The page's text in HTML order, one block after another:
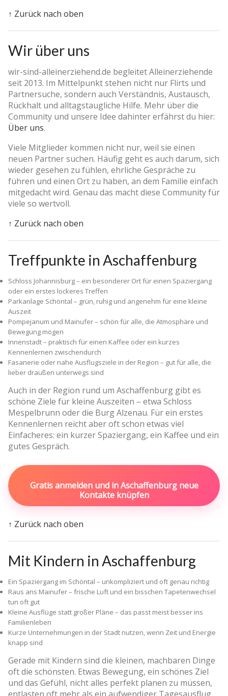
↑ Zurück nach oben
Wir über uns
wir-sind-alleinerziehend.de begleitet Alleinerziehende
seit 2013. Im Mittelpunkt stehen nicht nur Flirts und
Partnersuche, sondern auch Verständnis, Austausch,
Rückhalt und alltagstaugliche Hilfe. Mehr über die
Community und unsere Idee dahinter erfährst du hier:
Über uns.
Viele Mitglieder kommen nicht nur, weil sie einen
neuen Partner suchen. Häufig geht es auch darum, sich
wieder gesehen zu fühlen, ehrliche Gespräche zu
führen und einen Ort zu haben, an dem Familie einfach
mitgedacht wird. Genau das macht diese Community für
viele so wertvoll.
↑ Zurück nach oben
Treffpunkte in Aschaffenburg
Schloss Johannisburg – ein besonderer Ort für einen Spaziergang
oder ein erstes lockeres Treffen
Parkanlage Schöntal – grün, ruhig und angenehm für eine kleine
Auszeit
Pompejanum und Mainufer – schön für alle, die Atmosphäre und
Bewegung mögen
Innenstadt – praktisch für einen Kaffee oder ein kurzes
Kennenlernen zwischendurch
Fasanerie oder nahe Ausflugsziele in der Region – gut für alle, die
lieber draußen unterwegs sind
Auch in der Region rund um Aschaffenburg gibt es
schöne Ziele für kleine Auszeiten – etwa Schloss
Mespelbrunn oder die Burg Alzenau. Für ein erstes
Kennenlernen reicht aber oft schon etwas viel
Einfacheres: ein kurzer Spaziergang, ein Kaffee und ein
gutes Gespräch.
Gratis anmelden und in Aschaffenburg neue
Kontakte knüpfen
↑ Zurück nach oben
Mit Kindern in Aschaffenburg
Ein Spaziergang im Schöntal – unkompliziert und oft genau richtig
Raus ans Mainufer – frische Luft und ein bisschen Tapetenwechsel
tun oft gut
Kleine Ausflüge statt großer Pläne – das passt meist besser ins
Familienleben
Kurze Unternehmungen in der Stadt nutzen, wenn Zeit und Energie
knapp sind
Gerade mit Kindern sind die kleinen, machbaren Dinge
oft die schönsten. Etwas Bewegung, ein schönes Ziel
und das Gefühl, nicht alles perfekt planen zu müssen,